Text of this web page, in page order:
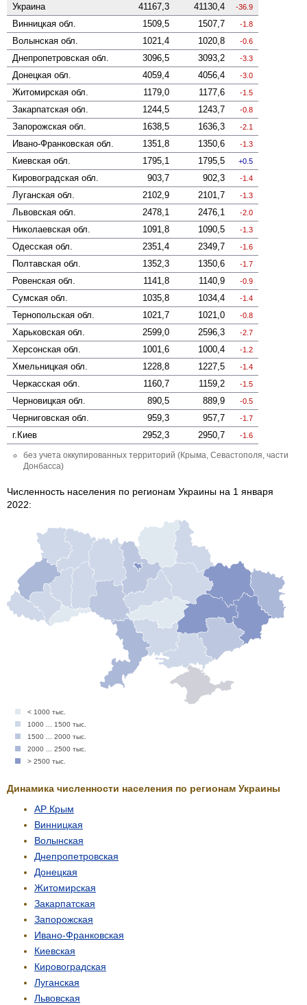
Украина
41167,3 41130,4 -36.9
Винницкая обл. 1509,5 1507,7 -1.8
Волынская обл. 1021,4 1020,8 -0.6
Днепропетровская обл. 3096,5 3093,2 -3.3
Донецкая обл. 4059,4 4056,4 -3.0
Житомирская обл. 1179,0 1177,6 -1.5
Закарпатская обл. 1244,5 1243,7 -0.8
Запорожская обл. 1638,5 1636,3 -2.1
Ивано-Франковская обл. 1351,8 1350,6 -1.3
Киевская обл. 1795,1 1795,5 0.5
Кировоградская обл. 903,7 902,3 -1.4
Луганская обл. 2102,9 2101,7 -1.3
Львовская обл. 2478,1 2476,1 -2.0
Николаевская обл. 1091,8 1090,5 -1.3
Одесская обл. 2351,4 2349,7 -1.6
Полтавская обл. 1352,3 1350,6 -1.7
Ровенская обл. 1141,8 1140,9 -0.9
Сумская обл. 1035,8 1034,4 -1.4
Тернопольская обл. 1021,7 1021,0 -0.8
Харьковская обл. 2599,0 2596,3 -2.7
Херсонская обл. 1001,6 1000,4 -1.2
Хмельницкая обл. 1228,8 1227,5 -1.4
Черкасская обл. 1160,7 1159,2 -1.5
Черновицкая обл. 890,5 889,9 -0.5
Черниговская обл. 959,3 957,7 -1.7
г.Киев 2952,3 2950,7 -1.6
без учета оккупированных территорий (Крыма, Севастополя, части
Донбасса)
Численность населения по регионам Украины на 1 января
2022:
< 1000 тыс.
1000 ... 1500 тыс.
1500 ... 2000 тыс.
2000 ... 2500 тыс.
> 2500 тыс.
Динамика численности населения по регионам Украины
АР Крым
Винницкая
Волынская
Днепропетровская
Донецкая
Житомирская
Закарпатская
Запорожская
Ивано-Франковская
Киевская
Кировоградская
Луганская
Львовская